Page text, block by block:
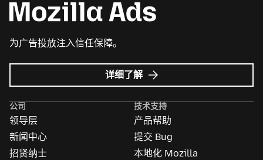
为广告投放注入信任保障。
详细了解 Mozilla
广
公司
领导层
新闻中心
招贤纳士
技术支持
产品帮助
提交 Bug
本地化 Mozilla